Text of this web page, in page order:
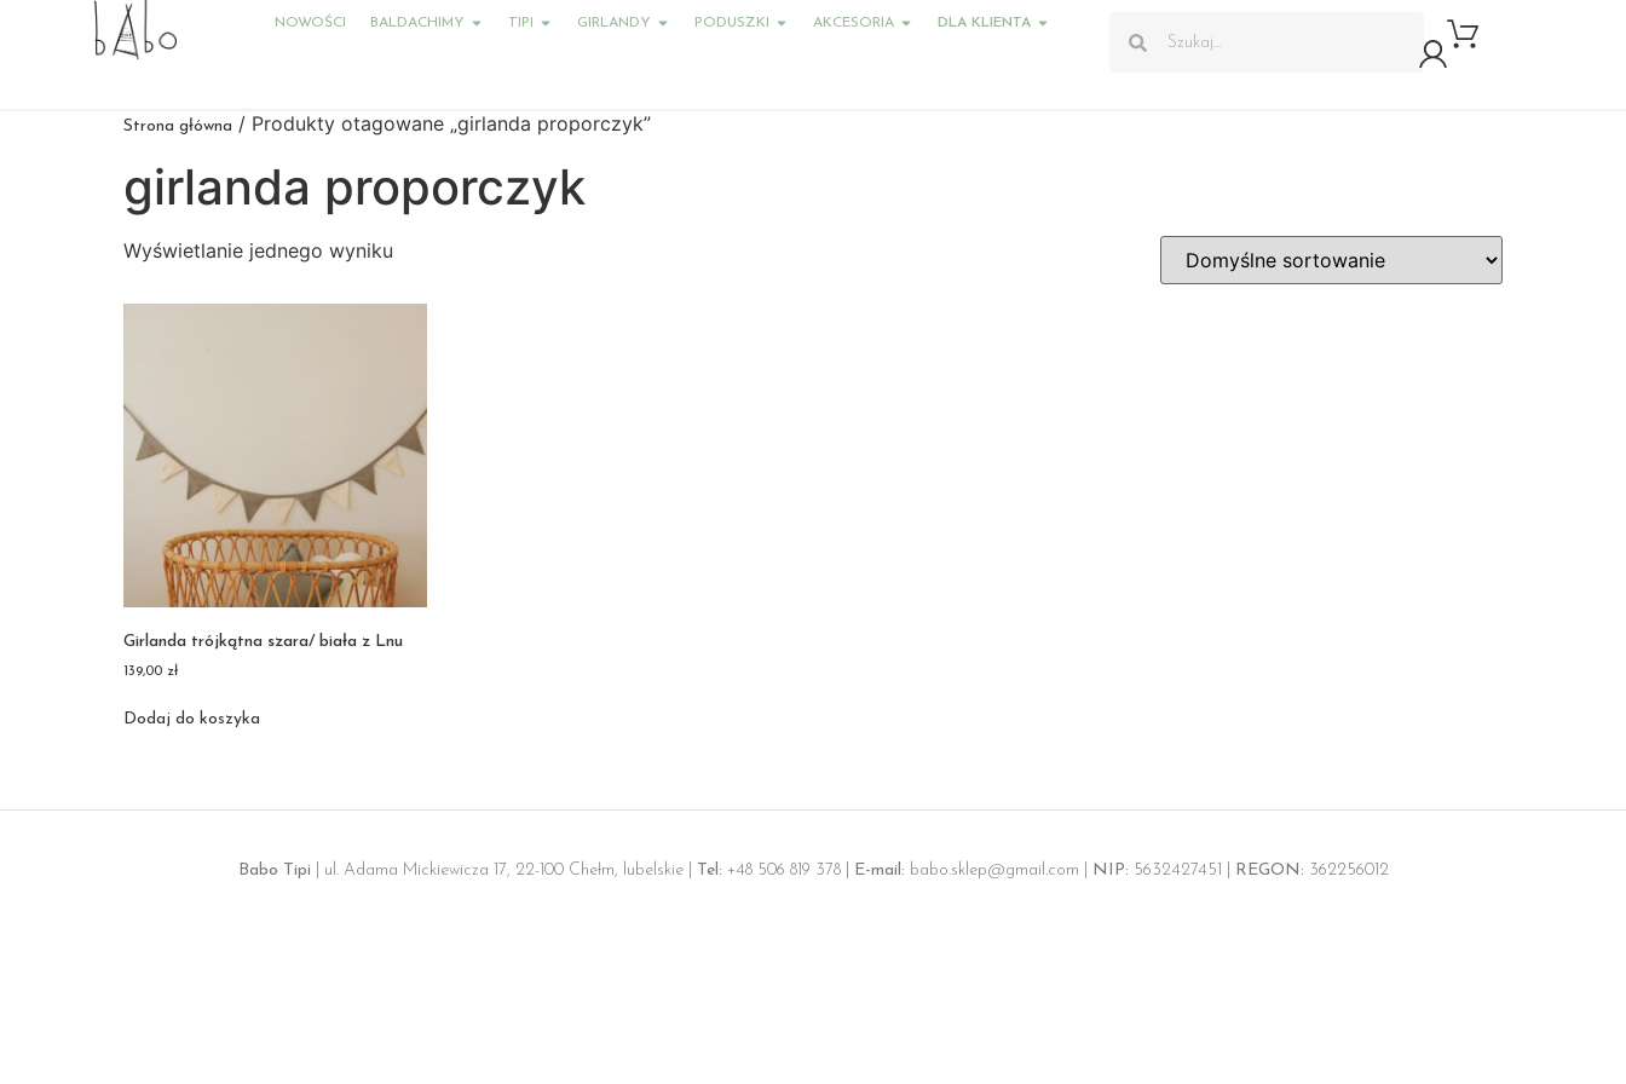
NOWOŚCI BALDACHIMY TIPI GIRLANDY PODUSZKI AKCESORIA DLA KLIENTA
Strona główna / Produkty otagowane „girlanda proporczyk”
girlanda proporczyk
Wyświetlanie jednego wyniku
Girlanda trójkątna szara/ biała z Lnu
139,00 zł
Dodaj do koszyka
Babo Tipi | ul. Adama Mickiewicza 17, 22-100 Chełm, lubelskie | Tel: +48 506 819 378 | E-mail: babo.sklep@gmail.com | NIP: 5632427451 | REGON: 362256012